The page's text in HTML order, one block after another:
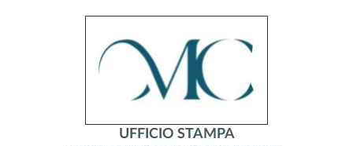
UFFICIO STAMPA